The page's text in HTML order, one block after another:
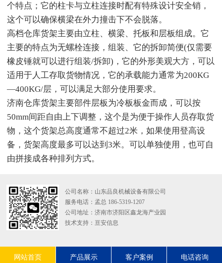
个特点；它的柱卡与立柱连接时配有特殊设计安全销，
这个可以确保横梁在外力撞击下不会脱落。
高档仓库货架主要由立柱、横梁、托板和层板组成。它
主要的特点为无螺栓连接，组装、它的拆卸简便(仅需要
橡皮锤就可以进行组装/拆卸)，它的外形美观大方，可以
适用于人工存取货物情况，它的承载能力通常为200KG
—400KG/层，可以满足大部分使用要求。
济南仓库货架主要部件层板为冷板板金而成，可以按
50mm间距自由上下调整，这个是为便于操作人员存取货
物，这个货架总高度通常不超过2米，如果使用登高设
备，货架高度最多可以达到3米。可以单独使用，也可自
由拼接成各种排列方式。
公司名称：山东品良机械设备有限公司
服务电话：孟总 186-5319-1207
公司地址：济南市济阳区鑫龙海产业园
技术支持： 亘安信息
网站首页 产品展示 客户案例 电话咨询